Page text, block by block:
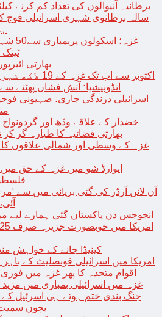
برطانیہ آنیوالوں کی تعداد کم کرنے
غزہ؛
بھارتی
7 اکتوبر سے اب تک غزہ کے 19 لاکھ شہری بے گھر ہوگئے
انڈونیشیا: آتش فشاں پھٹنے سے 11 کوہ پیما ہلاک
اسرائیلی درندگی جاری: صہیونی
خضدار کے علاقے وڈھ اور
بھارتی فضائیہ کا طیارہ گر کر تباہ،
غزہ کے وسطی اور شمالی علاقوں کا
آن لائن آرڈر کی گئی بریانی میں سے
انجوجس دن پاکستان گئی ہمارے لیے
کینیڈا جانے کے خواہش
امریکا میں اسرائیلی قونصلیٹ کے
اقوام متحدہ کا پھر غزہ میں
غزہ میں اسرائیلی بمباری میں مزید 131 فلسطینی شہید
جنگ بندی ختم ہوتے ہی اسرئیل کے
بچوں سمیت 37 فلسطینی